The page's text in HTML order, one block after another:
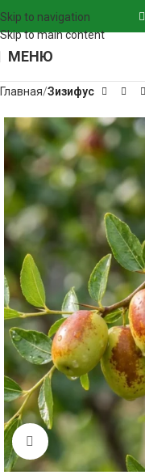
Skip to navigation
Skip to main content
МЕНЮ
Главная Зизифус
Click to enlarge